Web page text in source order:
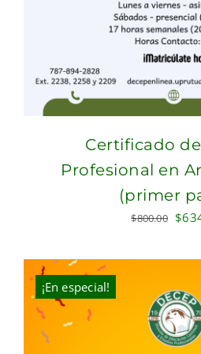
Certificado
Profesional en
(primer
$800.00
was:
$
¡En especial!